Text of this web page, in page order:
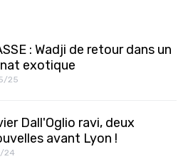
: Wadji de retour dans un
exotique
25
Dall'Oglio ravi, deux
avant Lyon !
24